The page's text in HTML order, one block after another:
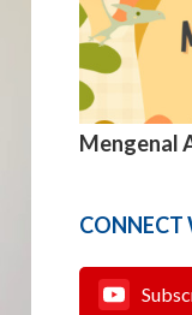
Mengenal